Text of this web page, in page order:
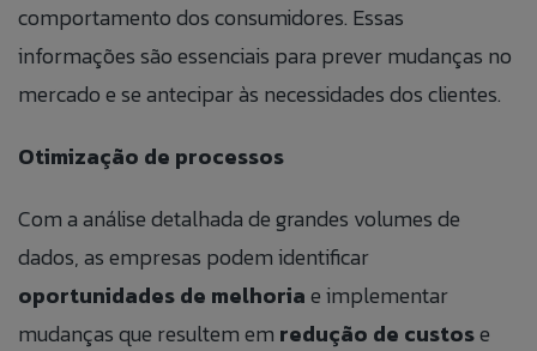
comportamento dos consumidores. Essas
informações são essenciais para prever mudanças no
mercado e se antecipar às necessidades dos clientes.
Otimização de processos
Com a análise detalhada de grandes volumes de
dados, as empresas podem identificar
oportunidades de melhoriae implementar
mudanças que resultem em redução de custose